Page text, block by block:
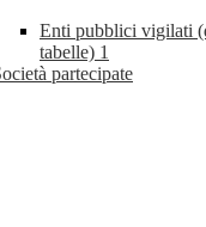
Enti pubblici vigilati
tabelle) 1
partecipate